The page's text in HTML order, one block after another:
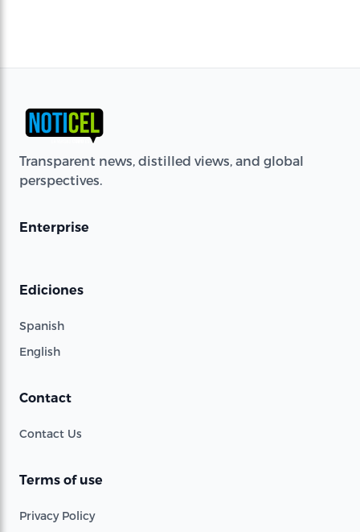
Transparent news, distilled views, and global
perspectives.
Enterprise
Ediciones
Spanish
English
Contact
Contact Us
Terms of use
Privacy Policy